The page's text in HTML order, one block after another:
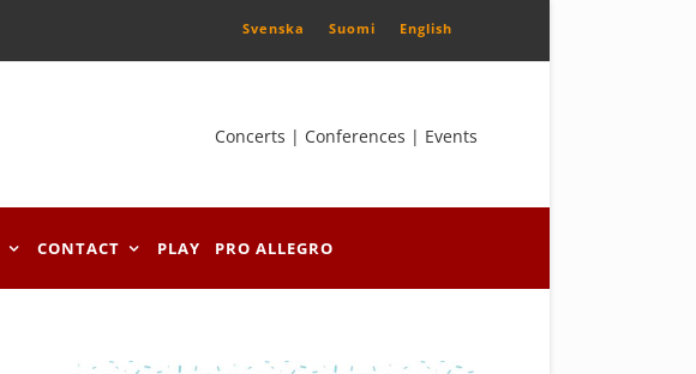
Svenska Suomi English
Concerts | Conferences | Events
CONTACT PLAY PRO ALLEGRO